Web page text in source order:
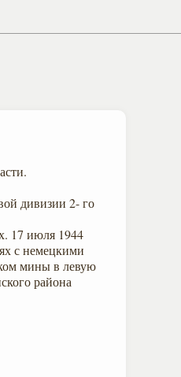
дивизии 2- го
17 июля 1944
с немецкими
мины в левую
района